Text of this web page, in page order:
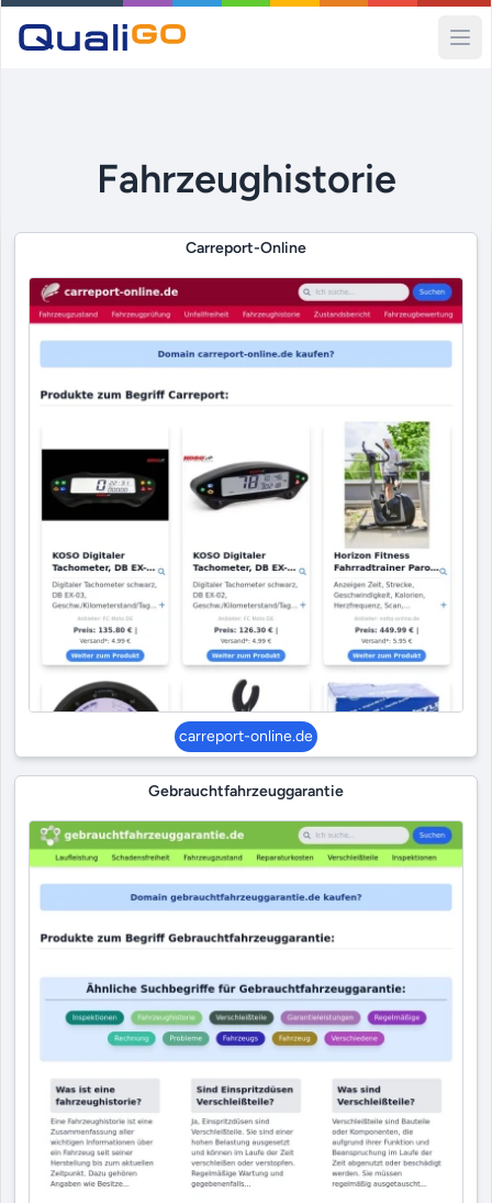
Fahrzeughistorie
Carreport-Online
carreport-online.de
Gebrauchtfahrzeuggarantie